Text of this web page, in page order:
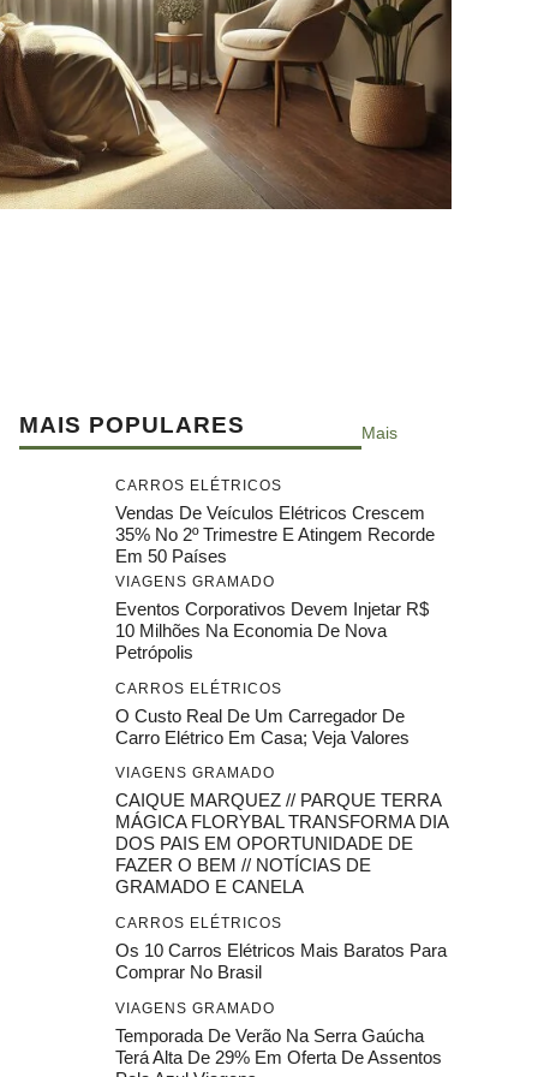
MAIS POPULARES Mais
CARROS ELÉTRICOS
Vendas De Veículos Elétricos Crescem
35% No 2º Trimestre E Atingem Recorde
Em 50 Países
VIAGENS GRAMADO
Eventos Corporativos Devem Injetar R$
10 Milhões Na Economia De Nova
Petrópolis
CARROS ELÉTRICOS
O Custo Real De Um Carregador De
Carro Elétrico Em Casa; Veja Valores
VIAGENS GRAMADO
CAIQUE MARQUEZ // PARQUE TERRA
MÁGICA FLORYBAL TRANSFORMA DIA
DOS PAIS EM OPORTUNIDADE DE
FAZER O BEM // NOTÍCIAS DE
GRAMADO E CANELA
CARROS ELÉTRICOS
Os 10 Carros Elétricos Mais Baratos Para
Comprar No Brasil
VIAGENS GRAMADO
Temporada De Verão Na Serra Gaúcha
Terá Alta De 29% Em Oferta De Assentos